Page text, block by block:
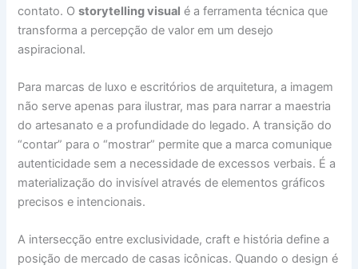
contato. Ostorytelling visual é a ferramenta técnica que
transforma a percepção de valor em um desejo
aspiracional.
Para marcas de luxo e escritórios de arquitetura, a imagem
não serve apenas para ilustrar, mas para narrar a maestria
do artesanato e a profundidade do legado. A transição do
“contar” para o “mostrar” permite que a marca comunique
autenticidade sem a necessidade de excessos verbais. É a
materialização do invisível através de elementos gráficos
precisos e intencionais.
A intersecção entre exclusividade, craft e história define a
posição de mercado de casas icônicas. Quando o design é